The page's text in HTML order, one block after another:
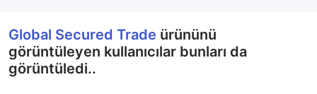
Global Secured Trade ürününü
görüntüleyen kullanıcılar bunları da
görüntüledi..